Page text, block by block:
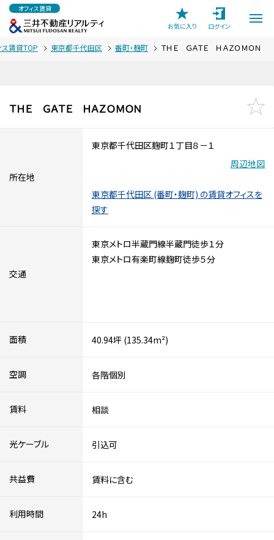
オフィス賃貸
お気に入り
ログイン
ス賃貸TOP 東京都千代田区 番町・麹町 ＴＨＥ ＧＡＴＥ ＨＡＺＯＭＯＮ
ＴＨＥ ＧＡＴＥ ＨＡＺＯＭＯＮ
所在地
東京都千代田区麹町１丁目８－１
周辺地図
東京都千代田区 (番町・麹町) の賃貸オフィスを
探す
交通
東京メトロ半蔵門線半蔵門徒歩１分
東京メトロ有楽町線麹町徒歩５分
面積 40.94坪 (135.34m²)
空調 各階個別
賃料 相談
光ケーブル 引込可
共益費 賃料に含む
利用時間 24h